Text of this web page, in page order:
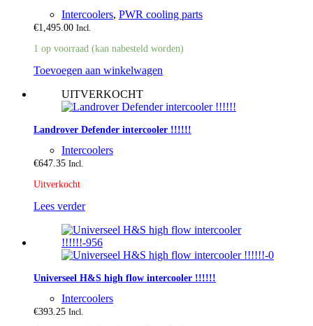
Intercoolers, PWR cooling parts
€1,495.00 Incl.
1 op voorraad (kan nabesteld worden)
Toevoegen aan winkelwagen
UITVERKOCHT
Landrover Defender intercooler !!!!!!
Intercoolers
€647.35 Incl.
Uitverkocht
Lees verder
Universeel H&S high flow intercooler !!!!!!
Intercoolers
€393.25 Incl.